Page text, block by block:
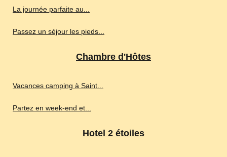
La journée parfaite au...
Passez un séjour les pieds...
Chambre d'Hôtes
Vacances camping à Saint...
Partez en week-end et...
Hotel 2 étoiles